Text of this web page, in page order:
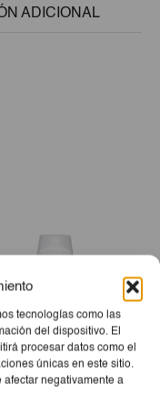
tecnologías como las
del dispositivo. El
procesar datos como el
únicas en este sitio.
afectar negativamente a
ADICIONAL